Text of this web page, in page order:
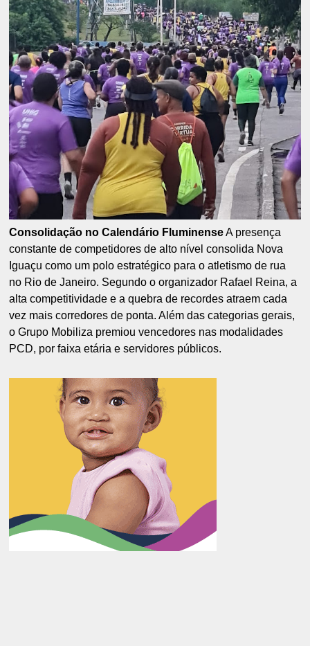
Consolidação no Calendário FluminenseA presença
constante de competidores de alto nível consolida Nova
Iguaçu como um polo estratégico para o atletismo de rua
no Rio de Janeiro. Segundo o organizador Rafael Reina, a
alta competitividade e a quebra de recordes atraem cada
vez mais corredores de ponta. Além das categorias gerais,
o Grupo Mobiliza premiou vencedores nas modalidades
PCD, por faixa etária e servidores públicos.